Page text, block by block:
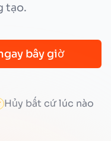
tạo.
bây giờ
Hủy bất cứ lúc nào